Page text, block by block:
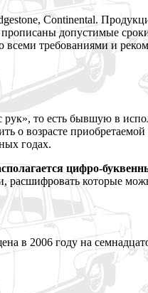
Continental.
прописаны допустимые
требованиями и
рук», то есть бывшую в
о возрасте
годах.
цифро-
расшифровать которые
в 2006 году на